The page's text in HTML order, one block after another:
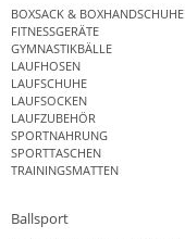
BOXSACK & BOXHANDSCHUHE
FITNESSGERÄTE
GYMNASTIKBÄLLE
LAUFHOSEN
LAUFSCHUHE
LAUFSOCKEN
LAUFZUBEHÖR
SPORTNAHRUNG
SPORTTASCHEN
TRAININGSMATTEN
Ballsport